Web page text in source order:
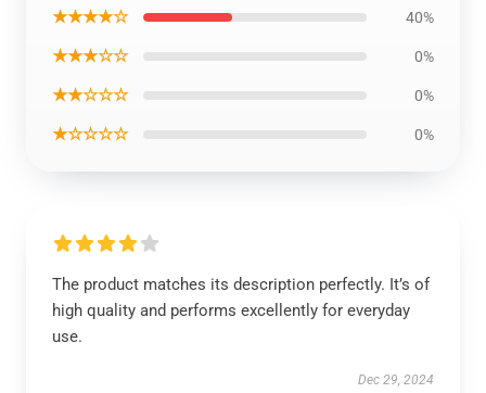
★★★★☆ 40%
★★★☆☆ 0%
★★☆☆☆ 0%
★☆☆☆☆ 0%
The product matches its description perfectly. It’s of
high quality and performs excellently for everyday
use.
Dec 29, 2024